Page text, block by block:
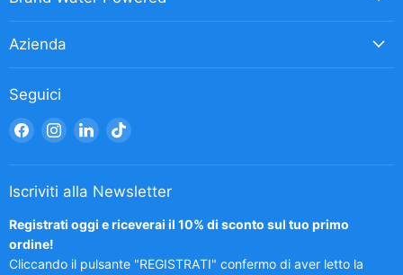
Azienda
Seguici
Trovaci
Facebook
Trovaci
Instagram
Trovaci
LinkedIn
Trovaci
TikTok
Iscriviti alla Newsletter
Registrati oggi e riceverai il 10% di sconto sul tuo primo
ordine!
Cliccando il pulsante "REGISTRATI" confermo di aver letto la